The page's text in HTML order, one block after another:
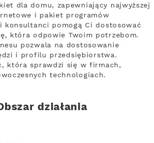
dla domu, zapewniający najwyższej
i pakiet programów
konsultanci pomogą Ci dostosować
która odpowie Twoim potrzebom.
pozwala na dostosowanie
i profilu przedsiębiorstwa.
która sprawdzi się w firmach,
technologiach.
działania